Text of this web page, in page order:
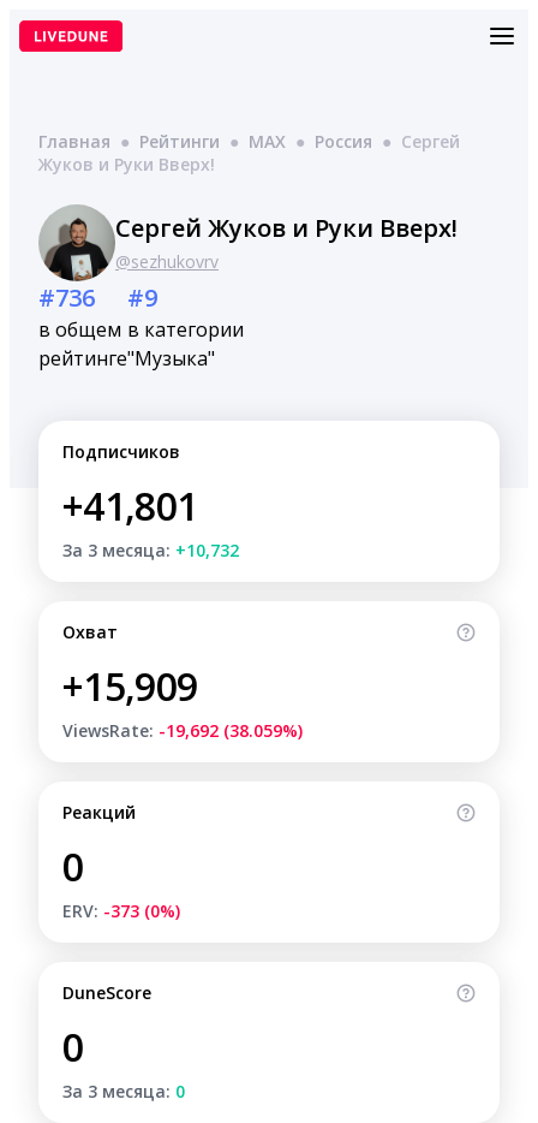
Перейти
Главная ● Рейтинги ● MAX ● Россия ● Сергей
Жуков и Руки Вверх!
Сергей Жуков и Руки Вверх!
@sezhukovrv
#736
в общем
рейтинге
#9
в категории
"Музыка"
Подписчиков
+41,801
За 3 месяца: +10,732
Охват
+15,909
ViewsRate: -19,692 (38.059%)
Реакций
0
ERV: -373 (0%)
DuneScore
0
За 3 месяца: 0